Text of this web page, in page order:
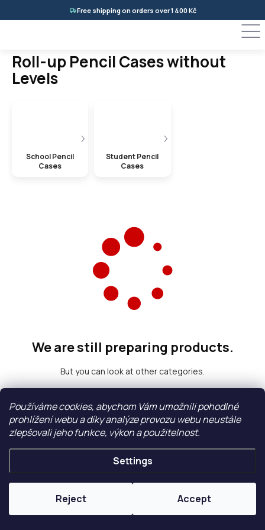
Používáme cookies, abychom Vám umožnili pohodlné
prohlížení webu a díky analýze provozu webu neustále
zlepšovali jeho funkce, výkon a použitelnost.
Settings
Reject Accept
Free shipping on orders over 1 400 Kč
Roll-up Pencil Cases without
Levels
School Pencil
Cases
Student Pencil
Cases
We are still preparing products.
But you can look at other categories.
Back to shop